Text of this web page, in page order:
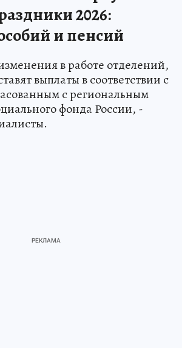
2026:
и пенсий
в работе отделений,
выплаты в соответствии с
с региональным
фонда России, -